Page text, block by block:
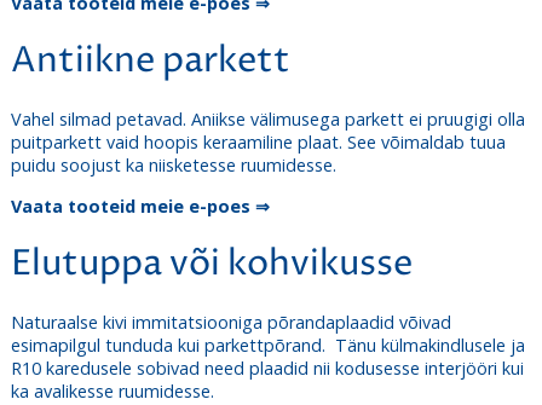
Antiikne parkett
Vahel silmad petavad. Aniikse välimusega parkett ei pruugigi olla
puitparkett vaid hoopis keraamiline plaat. See võimaldab tuua
puidu soojust ka niisketesse ruumidesse.
Vaata tooteid meie e-poes ⇒
Elutuppa või kohvikusse
Naturaalse kivi immitatsiooniga põrandaplaadid võivad
esimapilgul tunduda kui parkettpõrand. Tänu külmakindlusele ja
R10 karedusele sobivad need plaadid nii kodusesse interjööri kui
ka avalikesse ruumidesse.